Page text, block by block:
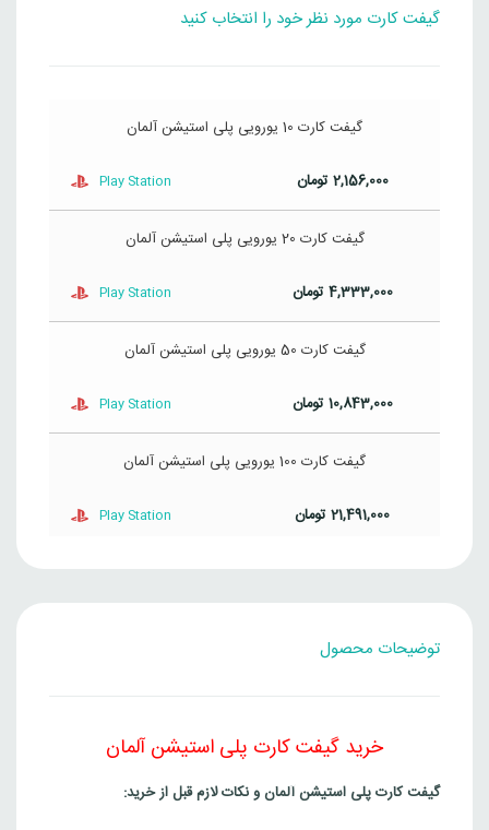
گیفت کارت مورد نظر خود را انتخاب کنید
گیفت کارت 10 یورویی پلی استیشن آلمان
2,156,000 تومان Play Station
گیفت کارت 20 یورویی پلی استیشن آلمان
4,333,000 تومان Play Station
گیفت کارت 50 یورویی پلی استیشن آلمان
10,843,000 تومان Play Station
گیفت کارت 100 یورویی پلی استیشن آلمان
21,491,000تومان Play Station
توضیحات محصول
خرید گیفت کارت پلی استیشن آلمان
گیفت کارت پلی استیشن آلمان و نکات لازم قبل از خرید: